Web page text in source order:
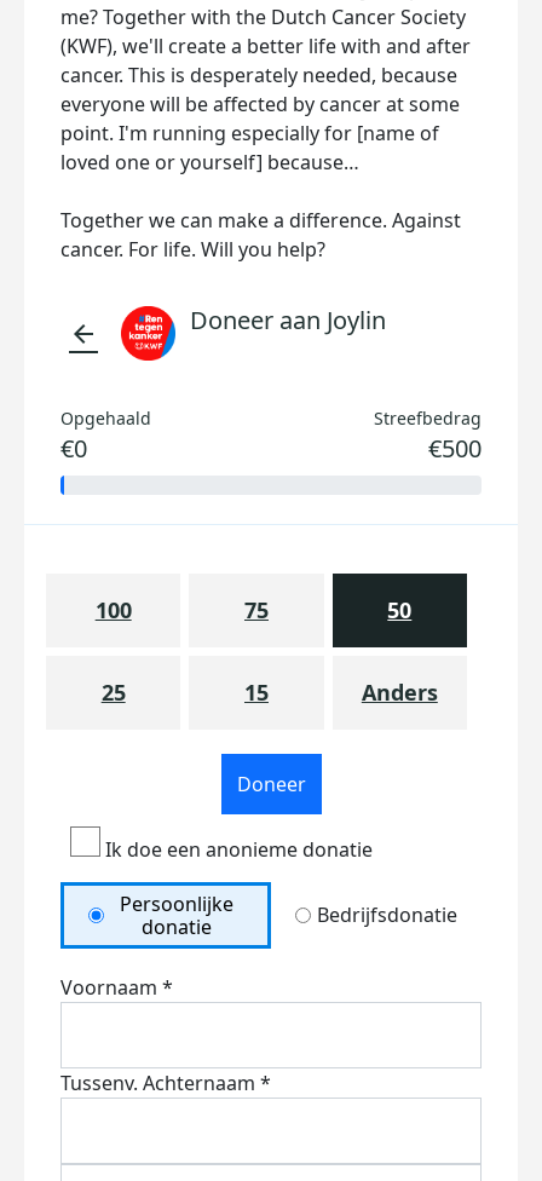
me? Together with the Dutch Cancer Society
(KWF), we'll create a better life with and after
cancer. This is desperately needed, because
everyone will be affected by cancer at some
point. I'm running especially for [name of
loved one or yourself] because…
Together we can make a difference. Against
cancer. For life. Will you help?
arrow_back Doneer aan Joylin
Opgehaald
€0
Streefbedrag
€500
100 75 50
25 15 Anders
Doneer
Ik doe een anonieme donatie
Persoonlijke
donatie
Bedrijfsdonatie
Voornaam *
Tussenv. Achternaam *